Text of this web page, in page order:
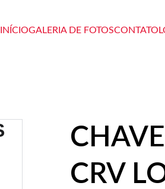
INÍCIOGALERIA DE FOTOSCONTATO
CRV